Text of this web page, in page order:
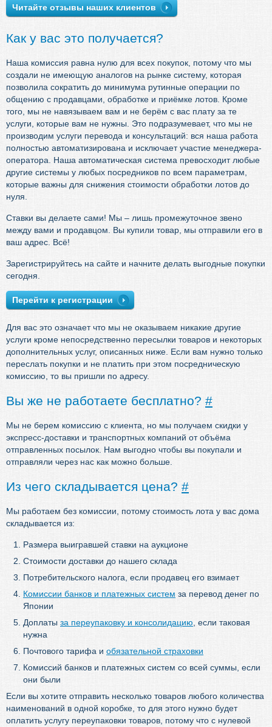
Читайте отзывы наших клиентов
Как у вас это получается?
Наша комиссия равна нулю для всех покупок, потому что мы
создали не имеющую аналогов на рынке систему, которая
позволила сократить до минимума рутинные операции по
общению с продавцами, обработке и приёмке лотов. Кроме
того, мы не навязываем вам и не берём с вас плату за те
услуги, которые вам не нужны. Это подразумевает, что мы не
производим услуги перевода и консультаций: вся наша работа
полностью автоматизирована и исключает участие менеджера-
оператора. Наша автоматическая система превосходит любые
другие системы у любых посредников по всем параметрам,
которые важны для снижения стоимости обработки лотов до
нуля.
Ставки вы делаете сами! Мы – лишь промежуточное звено
между вами и продавцом. Вы купили товар, мы отправили его в
ваш адрес. Всё!
Зарегистрируйтесь на сайте и начните делать выгодные покупки
сегодня.
Перейти к регистрации
Для вас это означает что мы не оказываем никакие другие
услуги кроме непосредственно пересылки товаров и некоторых
дополнительных услуг, описанных ниже. Если вам нужно только
переслать покупки и не платить при этом посредническую
комиссию, то вы пришли по адресу.
Вы же не работаете бесплатно? #
Мы не берем комиссию с клиента, но мы получаем скидки у
экспресс-доставки и транспортных компаний от объёма
отправленных посылок. Нам выгодно чтобы вы покупали и
отправляли через нас как можно больше.
Из чего складывается цена? #
Мы работаем без комиссии, потому стоимость лота у вас дома
складывается из:
Размера выигравшей ставки на аукционе
Стоимости доставки до нашего склада
Потребительского налога, если продавец его взимает
Комиссии банков и платежных систем за перевод денег по
Японии
Доплаты за переупаковку и консолидацию , если таковая
нужна
Почтового тарифа и обязательной страховки
Комиссий банков и платежных систем со всей суммы, если
они были
Если вы хотите отправить несколько товаров любого количества
наименований в одной коробке, то для этого нужно будет
оплатить услугу переупаковки товаров, потому что с нулевой